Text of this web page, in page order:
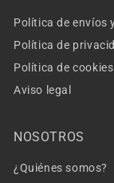
Política de envíos
Política de
Política de cookies
Aviso legal
NOSOTROS
¿Quiénes somos?